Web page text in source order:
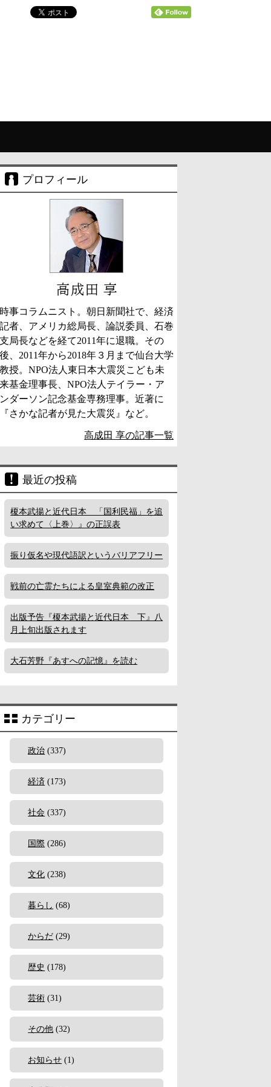
プロフィール
高成田 享
時事コラムニスト。朝日新聞社で、経済
記者、アメリカ総局長、論説委員、石巻
支局長などを経て2011年に退職。その
後、2011年から2018年３月まで仙台大学
教授。NPO法人東日本大震災こども未
来基金理事長、NPO法人テイラー・ア
ンダーソン記念基金専務理事。近著に
『さかな記者が見た大震災』など。
高成田 享の記事一覧
最近の投稿
榎本武揚と近代日本 「国利民福」を追
い求めて〈上巻〉』の正誤表
振り仮名や現代語訳というバリアフリー
戦前の亡霊たちによる皇室典範の改正
出版予告『榎本武揚と近代日本 下』八
月上旬出版されます
大石芳野『あすへの記憶』を読む
カテゴリー
政治 (337)
経済 (173)
社会 (337)
国際 (286)
文化 (238)
暮らし (68)
からだ (29)
歴史 (178)
芸術 (31)
その他 (32)
お知らせ (1)